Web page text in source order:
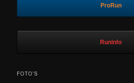
ProRun
Runinfo
FOTO’S